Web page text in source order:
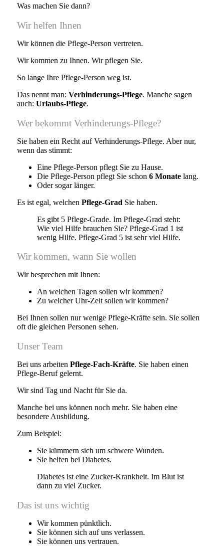
Was machen Sie dann?
Wir helfen Ihnen
Wir können die Pflege-Person vertreten.
Wir kommen zu Ihnen. Wir pflegen Sie.
So lange Ihre Pflege-Person weg ist.
Das nennt man: Verhinderungs-Pflege. Manche sagen
auch: Urlaubs-Pflege.
Wer bekommt Verhinderungs-Pflege?
Sie haben ein Recht auf Verhinderungs-Pflege. Aber nur,
wenn das stimmt:
Eine Pflege-Person pflegt Sie zu Hause.
Die Pflege-Person pflegt Sie schon 6 Monatelang.
Oder sogar länger.
Es ist egal, welchen Pflege-Grad Sie haben.
Es gibt 5 Pflege-Grade. Im Pflege-Grad steht:
Wie viel Hilfe brauchen Sie? Pflege-Grad 1 ist
wenig Hilfe. Pflege-Grad 5 ist sehr viel Hilfe.
Wir kommen, wann Sie wollen
Wir besprechen mit Ihnen:
An welchen Tagen sollen wir kommen?
Zu welcher Uhr-Zeit sollen wir kommen?
Bei Ihnen sollen nur wenige Pflege-Kräfte sein. Sie sollen
oft die gleichen Personen sehen.
Unser Team
Bei uns arbeiten Pflege-Fach-Kräfte. Sie haben einen
Pflege-Beruf gelernt.
Wir sind Tag und Nacht für Sie da.
Manche bei uns können noch mehr. Sie haben eine
besondere Ausbildung.
Zum Beispiel:
Sie kümmern sich um schwere Wunden.
Sie helfen bei Diabetes.
Diabetes ist eine Zucker-Krankheit. Im Blut ist
dann zu viel Zucker.
Das ist uns wichtig
Wir kommen pünktlich.
Sie können sich auf uns verlassen.
Sie können uns vertrauen.